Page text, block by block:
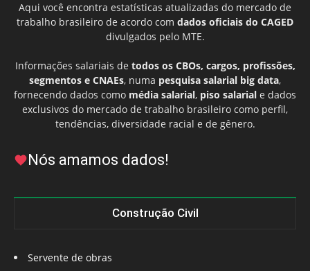
Aqui você encontra estatísticas atualizadas do mercado de
trabalho brasileiro de acordo com dados oficiais do CAGED
divulgados pelo MTE.
Informações salariais de todos os CBOs, cargos, profissões,
segmentos e CNAEs, numa pesquisa salarial big data,
fornecendo dados como média salarial, piso salarial e dados
exclusivos do mercado de trabalho brasileiro como perfil,
tendências, diversidade racial e de gênero.
Nós amamos dados!
Construção Civil
Servente de obras